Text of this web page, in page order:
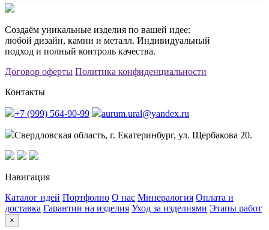
Создаём уникальные изделия по вашей идее:
любой дизайн, камни и металл. Индивидуальный
подход и полный контроль качества.
Договор оферты Политика конфиденциальности
Контакты
+7 (999) 564-90-99 aurum.ural@yandex.ru
Свердловская область, г. Екатеринбург, ул. Щербакова 20.
Навигация
Каталог идей Портфолио О нас Минералогия Оплата и
доставка Гарантии на изделия Уход за изделиями Этапы работ
×